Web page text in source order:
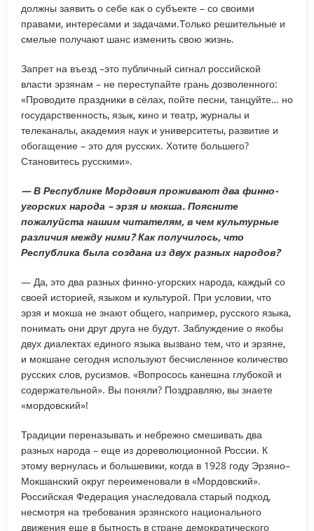
должны заявить о себе как о субъекте – со своими
правами, интересами и задачами.Только решительные и
смелые получают шанс изменить свою жизнь.
Запрет на въезд –это публичный сигнал российской
власти эрзянам – не переступайте грань дозволенного:
«Проводите праздники в сёлах, пойте песни, танцуйте… но
государственность, язык, кино и театр, журналы и
телеканалы, академия наук и университеты, развитие и
обогащение – это для русских. Хотите большего?
Становитесь русскими».
— В Республике Мордовия проживают два финно-
угорских народа – эрзя и мокша. Поясните
пожалуйста нашим читателям, в чем культурные
различия между ними? Как получилось, что
Республика была создана из двух разных народов?
— Да, это два разных финно-угорских народа, каждый со
своей историей, языком и культурой. При условии, что
эрзя и мокша не знают общего, например, русского языка,
понимать они друг друга не будут. Заблуждение о якобы
двух диалектах единого языка вызвано тем, что и эрзяне,
и мокшане сегодня используют бесчисленное количество
русских слов, русизмов. «Вопросось канешна глубокой и
содержательной». Вы поняли? Поздравляю, вы знаете
«мордовский»!
Традиции переназывать и небрежно смешивать два
разных народа – еще из дореволюционной России. К
этому вернулась и большевики, когда в 1928 году Эрзяно–
Мокшанский округ переименовали в «Мордовский».
Российская Федерация унаследовала старый подход,
несмотря на требования эрзянского национального
движения еще в бытность в стране демократического